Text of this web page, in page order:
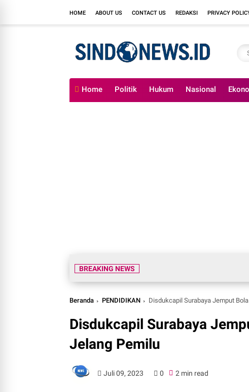
HOME ABOUT US CONTACT US REDAKSI PRIVACY
Home Politik Hukum Nasional
BREAKING NEWS
Beranda PENDIDIKAN Disdukcapil Surabaya Jemput
Disdukcapil Surabaya
Jelang Pemilu
Juli 09, 2023 0 2 min read